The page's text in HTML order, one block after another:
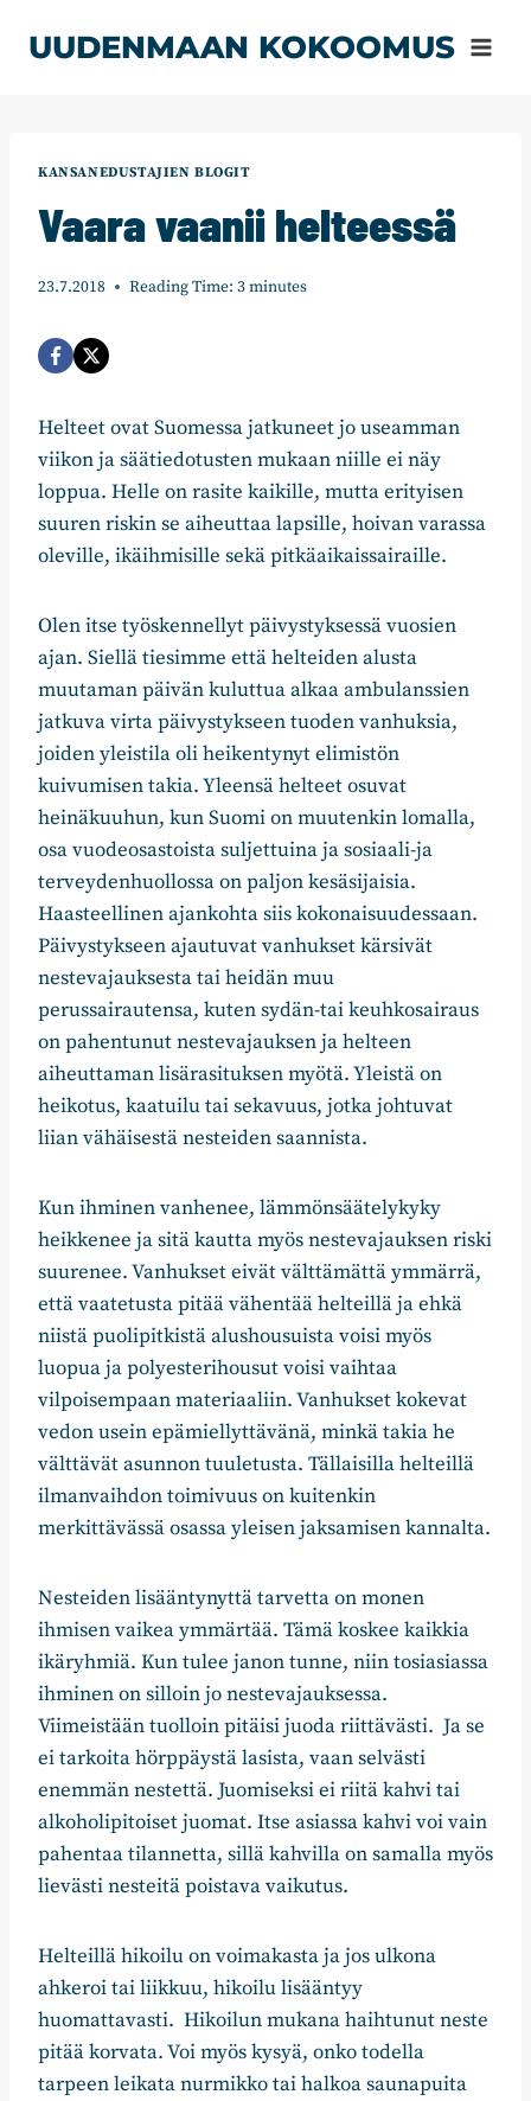
sisältöön
UUDENMAAN KOKOOMUS
KANSANEDUSTAJIEN BLOGIT
Vaara vaanii helteessä
23.7.2018 Reading Time: 3minutes
Helteet ovat Suomessa jatkuneet jo useamman
viikon ja säätiedotusten mukaan niille ei näy
loppua. Helle on rasite kaikille, mutta erityisen
suuren riskin se aiheuttaa lapsille, hoivan varassa
oleville, ikäihmisille sekä pitkäaikaissairaille.
Olen itse työskennellyt päivystyksessä vuosien
ajan. Siellä tiesimme että helteiden alusta
muutaman päivän kuluttua alkaa ambulanssien
jatkuva virta päivystykseen tuoden vanhuksia,
joiden yleistila oli heikentynyt elimistön
kuivumisen takia. Yleensä helteet osuvat
heinäkuuhun, kun Suomi on muutenkin lomalla,
osa vuodeosastoista suljettuina ja sosiaali-ja
terveydenhuollossa on paljon kesäsijaisia.
Haasteellinen ajankohta siis kokonaisuudessaan.
Päivystykseen ajautuvat vanhukset kärsivät
nestevajauksesta tai heidän muu
perussairautensa, kuten sydän-tai keuhkosairaus
on pahentunut nestevajauksen ja helteen
aiheuttaman lisärasituksen myötä. Yleistä on
heikotus, kaatuilu tai sekavuus, jotka johtuvat
liian vähäisestä nesteiden saannista.
Kun ihminen vanhenee, lämmönsäätelykyky
heikkenee ja sitä kautta myös nestevajauksen riski
suurenee. Vanhukset eivät välttämättä ymmärrä,
että vaatetusta pitää vähentää helteillä ja ehkä
niistä puolipitkistä alushousuista voisi myös
luopua ja polyesterihousut voisi vaihtaa
vilpoisempaan materiaaliin. Vanhukset kokevat
vedon usein epämiellyttävänä, minkä takia he
välttävät asunnon tuuletusta. Tällaisilla helteillä
ilmanvaihdon toimivuus on kuitenkin
merkittävässä osassa yleisen jaksamisen kannalta.
Nesteiden lisääntynyttä tarvetta on monen
ihmisen vaikea ymmärtää. Tämä koskee kaikkia
ikäryhmiä. Kun tulee janon tunne, niin tosiasiassa
ihminen on silloin jo nestevajauksessa.
Viimeistään tuolloin pitäisi juoda riittävästi. Ja se
ei tarkoita hörppäystä lasista, vaan selvästi
enemmän nestettä. Juomiseksi ei riitä kahvi tai
alkoholipitoiset juomat. Itse asiassa kahvi voi vain
pahentaa tilannetta, sillä kahvilla on samalla myös
lievästi nesteitä poistava vaikutus.
Helteillä hikoilu on voimakasta ja jos ulkona
ahkeroi tai liikkuu, hikoilu lisääntyy
huomattavasti. Hikoilun mukana haihtunut neste
pitää korvata. Voi myös kysyä, onko todella
tarpeen leikata nurmikko tai halkoa saunapuita